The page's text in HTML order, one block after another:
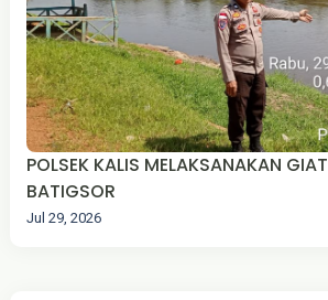
POLSEK KALIS MELAKSANAKAN
BATIGSOR
Jul 29, 2026